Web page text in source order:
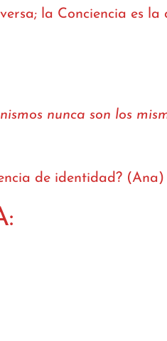
la Conciencia es la
nunca son los
de identidad? (Ana)